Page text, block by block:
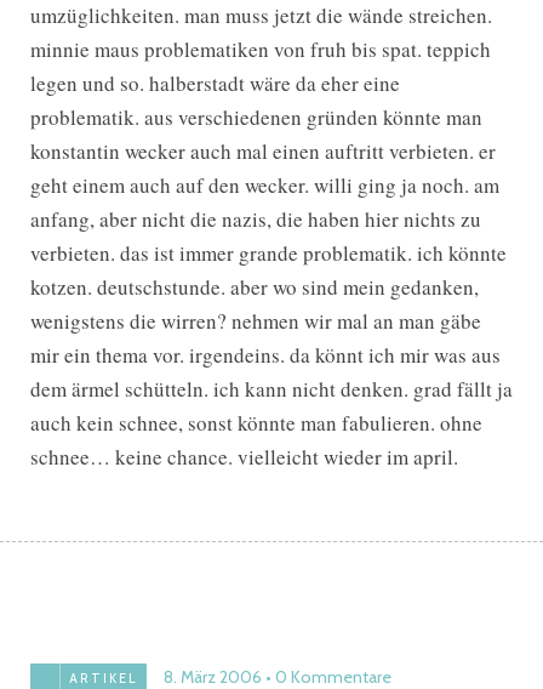
umzüglichkeiten. man muss jetzt die wände streichen.
minnie maus problematiken von fruh bis spat. teppich
legen und so. halberstadt wäre da eher eine
problematik. aus verschiedenen gründen könnte man
konstantin wecker auch mal einen auftritt verbieten. er
geht einem auch auf den wecker. willi ging ja noch. am
anfang, aber nicht die nazis, die haben hier nichts zu
verbieten. das ist immer grande problematik. ich könnte
kotzen. deutschstunde. aber wo sind mein gedanken,
wenigstens die wirren? nehmen wir mal an man gäbe
mir ein thema vor. irgendeins. da könnt ich mir was aus
dem ärmel schütteln. ich kann nicht denken. grad fällt ja
auch kein schnee, sonst könnte man fabulieren. ohne
schnee… keine chance. vielleicht wieder im april.
ARTIKEL 8. März 2006 0 Kommentare